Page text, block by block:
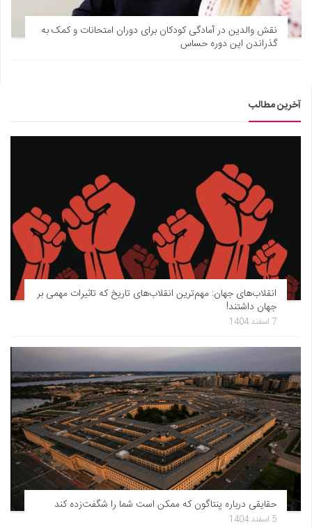
نقش والدین در آمادگی کودکان برای دوران امتحانات و کمک به
گذراندن این دوره حساس
آخرین مطالب
انقلاب‌های جهان: مهم‌ترین انقلاب‌های تاریخ که تاثیرات مهمی بر
جهان داشتند!
7 اسفند 1404
حقایقی درباره پنتاگون که ممکن است شما را شگفت‌زده کند
5 اسفند 1404